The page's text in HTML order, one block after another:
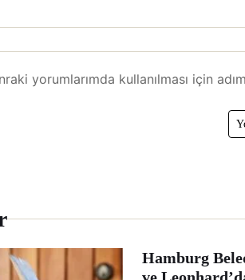
yorumlarımda kullanılması için
Hamburg